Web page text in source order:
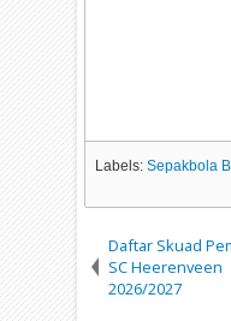
Labels:Sepakbola
Daftar Skuad
SC Heerenveen
2026/2027